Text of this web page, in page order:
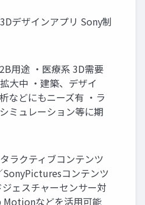
デザインアプリ Sony制
用途 ・医療系 3D需要
大中 ・建築、デザイ
などにもニーズ有 ・ラ
ミュレーション等に期
ラクティブコンテンツ
SonyPicturesコンテンツ
ェスチャーセンサー対
Motionなどを活用可能